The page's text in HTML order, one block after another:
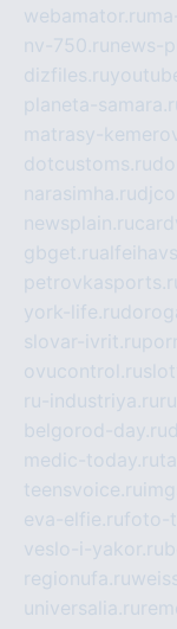
webamator.ru
nv-750.ru news-
dizfiles.ru
planeta-
matrasy-
dotcustoms.ru
narasimha.ru
newsplain.ru
gbget.ru
york-life.ru
slovar-ivrit.ru
ovucontrol.ru
ru-industriya.ru
belgorod-day.ru
medic-today.ru
teensvoice.ru
eva-elfie.rufoto-
veslo-i-yakor.ru
regionufa.ru
universalia.ru